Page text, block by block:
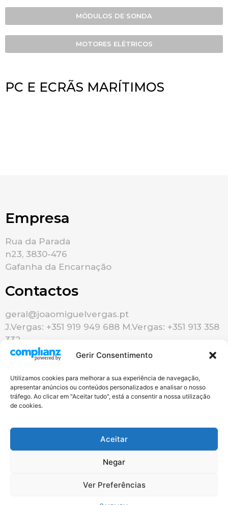
Gerir Consentimento
Utilizamos cookies para melhorar a sua experiência de navegação,
apresentar anúncios ou conteúdos personalizados e analisar o nosso
tráfego. Ao clicar em "Aceitar tudo", está a consentir a nossa utilização
de cookies.
Aceitar
Negar
Ver Preferências
MÓDULOS DE SONDA
MOTORES ELÉTRICOS
PC E ECRÃS MARÍTIMOS
Empresa
Rua da Parada
n23, 3830-476
Gafanha da Encarnação
Contactos
geral@joaomiguelvergas.pt
J.Vergas: +351 919 949 688 M.Vergas: +351 913 358
332
Redes Sociais